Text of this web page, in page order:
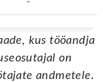
kus tööandja
on
andmetele.